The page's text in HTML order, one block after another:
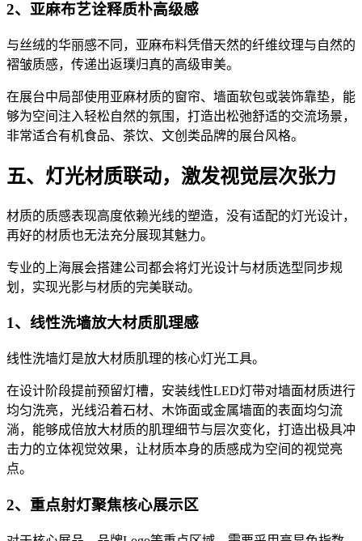
2、亚麻布艺诠释质朴高级感
与丝绒的华丽感不同，亚麻布料凭借天然的纤维纹理与自然的
褶皱质感，传递出返璞归真的高级审美。
在展台中局部使用亚麻材质的窗帘、墙面软包或装饰靠垫，能
够为空间注入轻松自然的氛围，打造出松弛舒适的交流场景，
非常适合有机食品、茶饮、文创类品牌的展台风格。
五、灯光材质联动，激发视觉层次张力
材质的质感表现高度依赖光线的塑造，没有适配的灯光设计，
再好的材质也无法充分展现其魅力。
专业的上海展会搭建公司都会将灯光设计与材质选型同步规
划，实现光影与材质的完美联动。
1、线性洗墙放大材质肌理感
线性洗墙灯是放大材质肌理的核心灯光工具。
在设计阶段提前预留灯槽，安装线性LED灯带对墙面材质进行
均匀洗亮，光线沿着石材、木饰面或金属墙面的表面均匀流
淌，能够成倍放大材质的肌理细节与层次变化，打造出极具冲
击力的立体视觉效果，让材质本身的质感成为空间的视觉亮
点。
2、重点射灯聚焦核心展示区